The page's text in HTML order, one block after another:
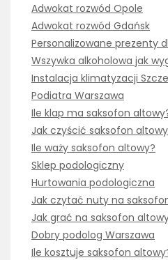
Adwokat rozwód Opole
Adwokat rozwód Gdańsk
Personalizowane prezenty
Wszywka alkoholowa jak
Instalacja klimatyzacji
Podiatra Warszawa
Ile klap ma saksofon
Jak czyścić saksofon
Ile waży saksofon altowy?
Sklep podologiczny
Hurtowania podologiczna
Jak czytać nuty na
Jak grać na saksofon
Dobry podolog Warszawa
Ile kosztuje saksofon